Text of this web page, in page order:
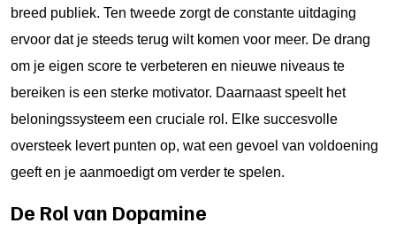
breed publiek. Ten tweede zorgt de constante uitdaging
ervoor dat je steeds terug wilt komen voor meer. De drang
om je eigen score te verbeteren en nieuwe niveaus te
bereiken is een sterke motivator. Daarnaast speelt het
beloningssysteem een cruciale rol. Elke succesvolle
oversteek levert punten op, wat een gevoel van voldoening
geeft en je aanmoedigt om verder te spelen.
De Rol van Dopamine